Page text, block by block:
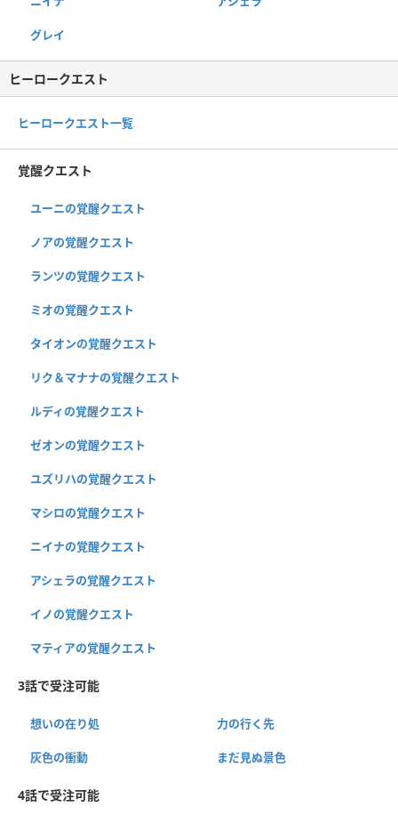
グレイ
ヒーロークエスト
ヒーロークエスト一覧
覚醒クエスト
ユーニの覚醒クエスト
ノアの覚醒クエスト
ランツの覚醒クエスト
ミオの覚醒クエスト
タイオンの覚醒クエスト
リク＆マナナの覚醒クエスト
ルディの覚醒クエスト
ゼオンの覚醒クエスト
ユズリハの覚醒クエスト
マシロの覚醒クエスト
ニイナの覚醒クエスト
アシェラの覚醒クエスト
イノの覚醒クエスト
マティアの覚醒クエスト
3話で受注可能
想いの在り処 力の行く先
灰色の衝動 まだ見ぬ景色
4話で受注可能